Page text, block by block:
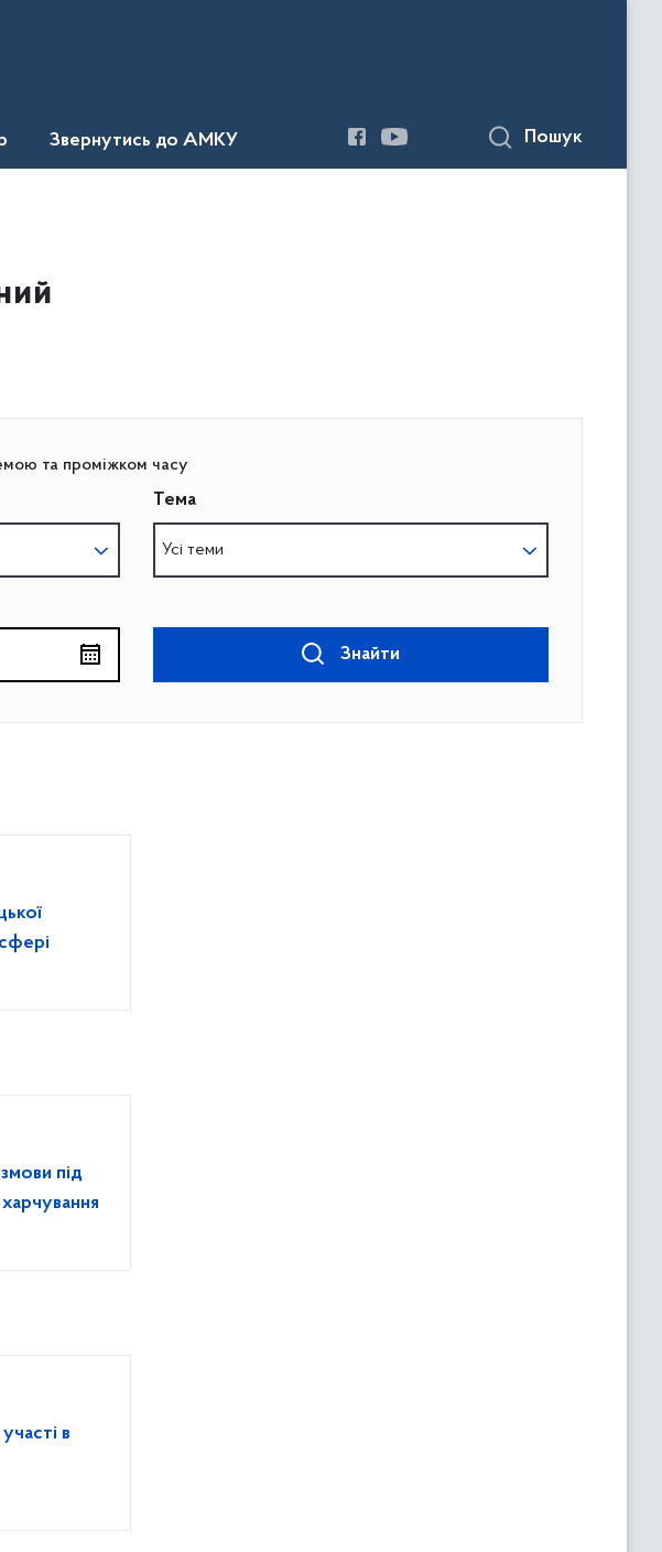
Звернутись до АМКУ Пошук
та проміжком часу
Тема
Усі теми
Знайти
під
в